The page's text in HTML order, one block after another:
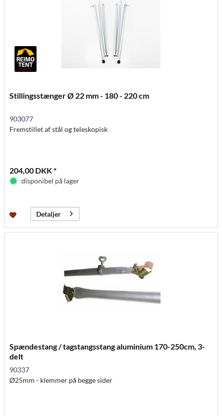
Stillingsstænger Ø 22 mm - 180 - 220 cm
903077
Fremstillet af stål og teleskopisk
204,00 DKK *
disponibel på lager
Detaljer
Spændestang / tagstangsstang aluminium 170-250cm, 3-
delt
90337
Ø25mm - klemmer på begge sider